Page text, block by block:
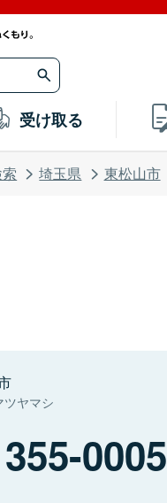
受け取る
埼玉県 東松山市
ツヤマシ
355-0005